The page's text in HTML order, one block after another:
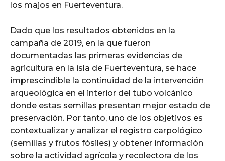
los majos en Fuerteventura.
Dado que los resultados obtenidos en la
campaña de 2019, en la que fueron
documentadas las primeras evidencias de
agricultura en la isla de Fuerteventura, se hace
imprescindible la continuidad de la intervención
arqueológica en el interior del tubo volcánico
donde estas semillas presentan mejor estado de
preservación. Por tanto, uno de los objetivos es
contextualizar y analizar el registro carpológico
(semillas y frutos fósiles) y obtener información
sobre la actividad agrícola y recolectora de los